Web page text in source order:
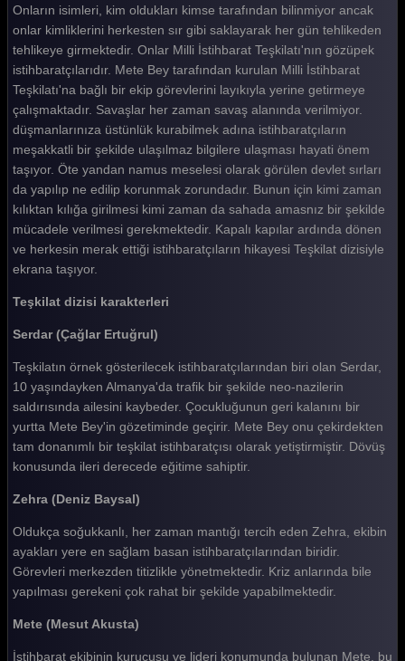
Teşkilat 139. Bölüm
Teşkilat 138. Bölüm
Teşkilat 137. Bölüm
Teşkilat 136. Bölüm
Teşkilat 135. Bölüm
Teşkilat 134. Bölüm
Teşkilat 133. Bölüm
Teşkilat 131. Bölüm
Teşkilat 130. Bölüm
Teşkilat 129. Bölüm
Teşkilat 128. Bölüm
Teşkilat 127. Bölüm
Teşkilat 126. Bölüm
Teşkilat 123. Bölüm
Teşkilat 122. Bölüm
Teşkilat 121. Bölüm
Teşkilat 120. Bölüm
Onların isimleri, kim oldukları kimse tarafından bilinmiyor ancak
onlar kimliklerini herkesten sır gibi saklayarak her gün tehlikeden
tehlikeye girmektedir. Onlar Milli İstihbarat Teşkilatı'nın gözüpek
istihbaratçılarıdır. Mete Bey tarafından kurulan Milli İstihbarat
Teşkilatı'na bağlı bir ekip görevlerini layıkıyla yerine getirmeye
çalışmaktadır. Savaşlar her zaman savaş alanında verilmiyor.
düşmanlarınıza üstünlük kurabilmek adına istihbaratçıların
meşakkatli bir şekilde ulaşılmaz bilgilere ulaşması hayati önem
taşıyor. Öte yandan namus meselesi olarak görülen devlet sırları
da yapılıp ne edilip korunmak zorundadır. Bunun için kimi zaman
kılıktan kılığa girilmesi kimi zaman da sahada amasnız bir şekilde
mücadele verilmesi gerekmektedir. Kapalı kapılar ardında dönen
ve herkesin merak ettiği istihbaratçıların hikayesi Teşkilat dizisiyle
ekrana taşıyor.
Teşkilat dizisi karakterleri
Serdar (Çağlar Ertuğrul)
Teşkilatın örnek gösterilecek istihbaratçılarından biri olan Serdar,
10 yaşındayken Almanya'da trafik bir şekilde neo-nazilerin
saldırısında ailesini kaybeder. Çocukluğunun geri kalanını bir
yurtta Mete Bey'in gözetiminde geçirir. Mete Bey onu çekirdekten
tam donanımlı bir teşkilat istihbaratçısı olarak yetiştirmiştir. Dövüş
konusunda ileri derecede eğitime sahiptir.
Zehra (Deniz Baysal)
Oldukça soğukkanlı, her zaman mantığı tercih eden Zehra, ekibin
ayakları yere en sağlam basan istihbaratçılarından biridir.
Görevleri merkezden titizlikle yönetmektedir. Kriz anlarında bile
yapılması gerekeni çok rahat bir şekilde yapabilmektedir.
Mete (Mesut Akusta)
İstihbarat ekibinin kurucusu ve lideri konumunda bulunan Mete, bu